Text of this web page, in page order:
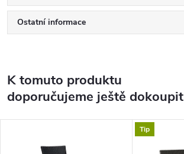
Ostatní informace
K tomuto produktu
doporučujeme ještě dokoupit
Tip